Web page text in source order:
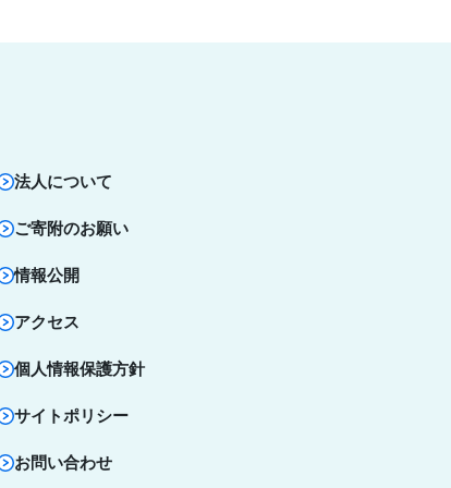
法人について
ご寄附のお願い
情報公開
アクセス
個人情報保護方針
サイトポリシー
お問い合わせ